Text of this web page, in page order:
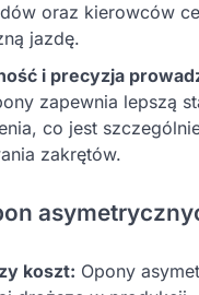
oraz kierowców
jazdę.
i precyzja
zapewnia lepszą
co jest
zakrętów.
koszt: Opony